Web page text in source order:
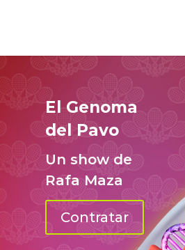
El Genoma
del Pavo
Un show de
Rafa Maza
Contratar